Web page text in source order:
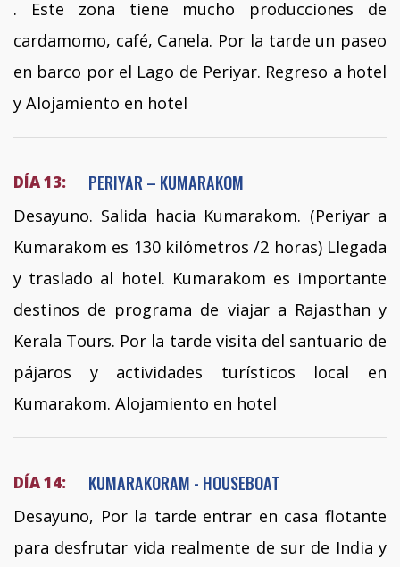
. Este zona tiene mucho producciones de
cardamomo, café, Canela. Por la tarde un paseo
en barco por el Lago de Periyar. Regreso a hotel
y Alojamiento en hotel
DÍA 13: PERIYAR – KUMARAKOM
Desayuno. Salida hacia Kumarakom. (Periyar a
Kumarakom es 130 kilómetros /2 horas) Llegada
y traslado al hotel. Kumarakom es importante
destinos de programa de viajar a Rajasthan y
Kerala Tours. Por la tarde visita del santuario de
pájaros y actividades turísticos local en
Kumarakom. Alojamiento en hotel
DÍA 14: KUMARAKORAM - HOUSEBOAT
Desayuno, Por la tarde entrar en casa flotante
para desfrutar vida realmente de sur de India y